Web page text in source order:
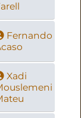
Fernando
Xadi